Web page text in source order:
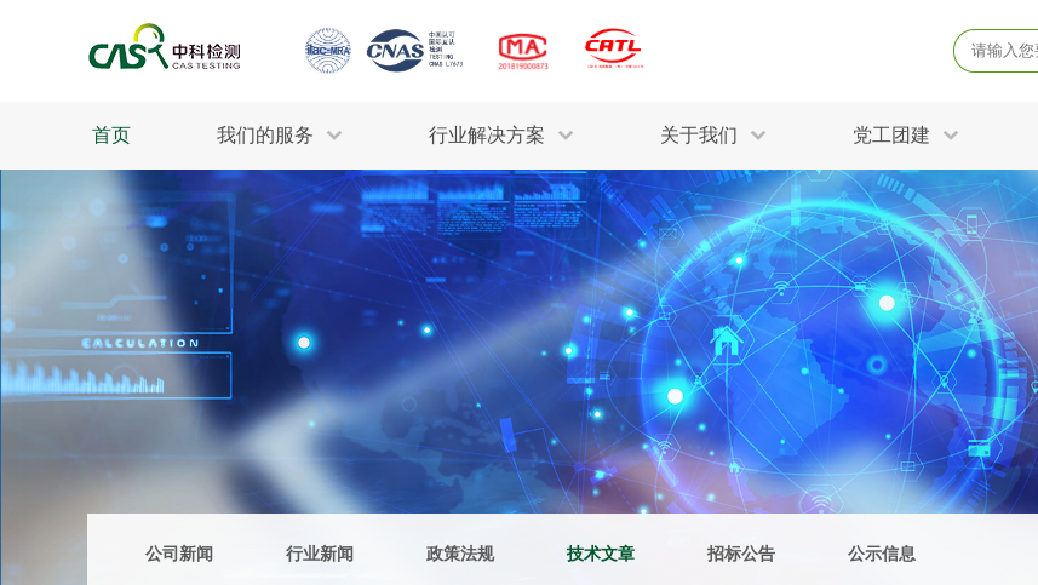
首页 我们的服务 行业解决方案 关于我们 党工团建
生态环保
工业材料
美妆消毒
石油化工
轻工产品
制药医疗
建筑材料
农副产品
检测服务
污水检测 三废监测 电磁
废气检测 二噁英检测 土壤
评估调查
耕地质量评价 矿山资源调查 危险
场地调查 环境风险评估 农用
行业解决方案
INDUSTRY SOLUTIONS
为全球各产业提供一站式
整体技术解决方案。
产品质量鉴定
固废危废鉴定
土壤场地调查
生态环境检测
消毒检测备案
空气净化检测
公共卫生检测
公司新闻 行业新闻 政策法规 技术文章 招标公告 公示信息